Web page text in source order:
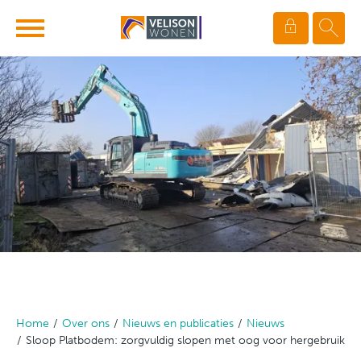
Naar hoofdinhoud
Naar hoofdnavigatiemenu
Naar zoeken
Naar de homepage
Ga naar Hoofd
Home Over ons Nieuws en publicaties
Nieuws
Sloop Platbodem: zorgvuldig slopen met oog voor hergebruik